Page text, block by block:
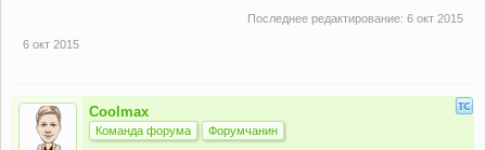
Последнее редактирование: 6 окт 2015
6 окт 2015
Coolmax
Команда форума Форумчанин